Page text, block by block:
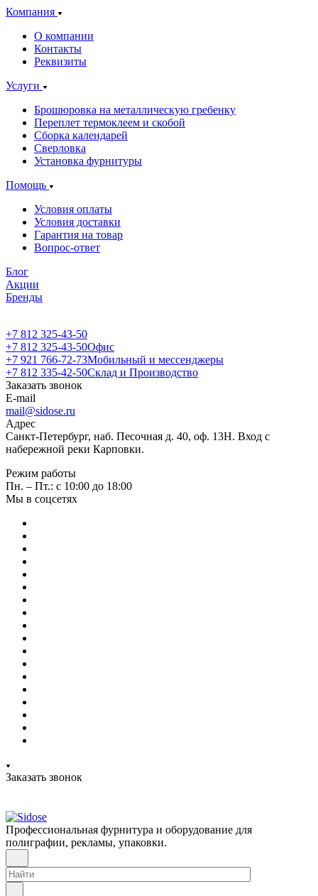
Компания
О компании
Контакты
Реквизиты
Услуги
Брошюровка на металлическую гребенку
Переплет термоклеем и скобой
Сборка календарей
Сверловка
Установка фурнитуры
Помощь
Условия оплаты
Условия доставки
Гарантия на товар
Вопрос-ответ
Блог
Акции
Бренды
+7 812 325-43-50
+7 812 325-43-50Офис
+7 921 766-72-73Мобильный и мессенджеры
+7 812 335-42-50Склад и Производство
Заказать звонок
E-mail
mail@sidose.ru
Адрес
Санкт-Петербург, наб. Песочная д. 40, оф. 13Н. Вход с
набережной реки Карповки.
Режим работы
Пн. – Пт.: с 10:00 до 18:00
Мы в соцсетях
Заказать звонок
Профессиональная фурнитура и оборудование для
полиграфии, рекламы, упаковки.